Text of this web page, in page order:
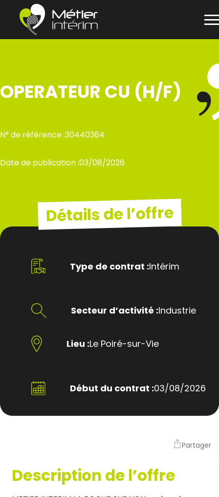
OPERATEUR CU (H/F)
N° de référence :30440364
Date de publication :03/08/2026
Détails de l’offre
Type de contrat :Intérim
Secteur d’activité :Industrie
Lieu :Le Poiré-sur-Vie
Début du contrat :03/08/2026
Partager
Description de l’offre
Panneau de gestion des cookies